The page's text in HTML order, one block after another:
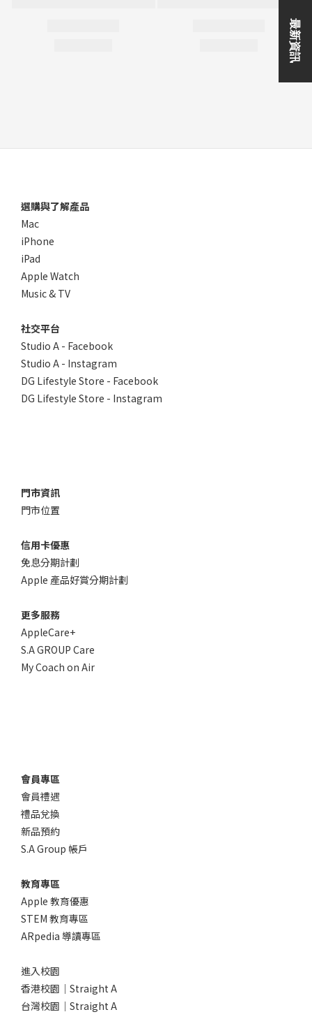
選購與了解產品
Mac
iPhone
iPad
Apple Watch
Music & TV
社交平台
Studio A - Facebook
Studio A - Instagram
DG Lifestyle Store - Facebook
DG Lifestyle Store - Instagram
門市資訊
門市位置
信用卡優惠
免息分期計劃
Apple 產品好賞分期計劃
更多服務
AppleCare+
S.A GROUP Care
My Coach on Air
會員專區
會員禮遇
禮品兌換
新品預約
S.A Group 帳戶
教育專區
Apple 教育優惠
STEM 教育專區
ARpedia 導讀專區
進入校園
香港校園｜Straight A
台灣校園｜Straight A